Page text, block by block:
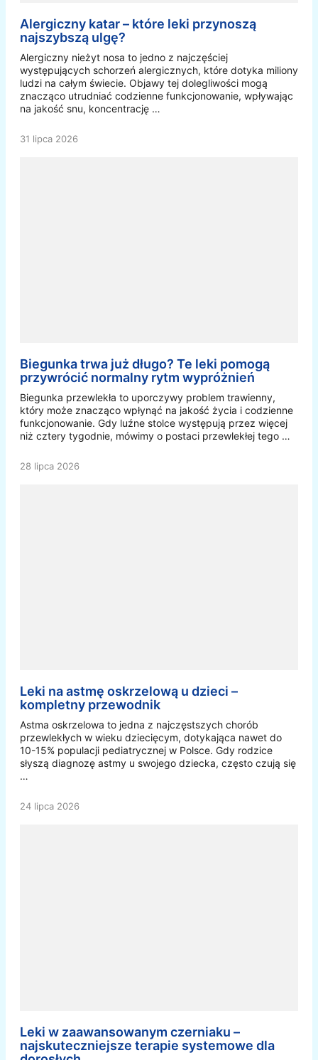
Alergiczny katar – które leki przynoszą
najszybszą ulgę?
Alergiczny nieżyt nosa to jedno z najczęściej
występujących schorzeń alergicznych, które dotyka miliony
ludzi na całym świecie. Objawy tej dolegliwości mogą
znacząco utrudniać codzienne funkcjonowanie, wpływając
na jakość snu, koncentrację …
31 lipca 2026
Biegunka trwa już długo? Te leki pomogą
przywrócić normalny rytm wypróżnień
Biegunka przewlekła to uporczywy problem trawienny,
który może znacząco wpłynąć na jakość życia i codzienne
funkcjonowanie. Gdy luźne stolce występują przez więcej
niż cztery tygodnie, mówimy o postaci przewlekłej tego …
28 lipca 2026
Leki na astmę oskrzelową u dzieci –
kompletny przewodnik
Astma oskrzelowa to jedna z najczęstszych chorób
przewlekłych w wieku dziecięcym, dotykająca nawet do
10-15% populacji pediatrycznej w Polsce. Gdy rodzice
słyszą diagnozę astmy u swojego dziecka, często czują się
…
24 lipca 2026
Leki w zaawansowanym czerniaku –
najskuteczniejsze terapie systemowe dla